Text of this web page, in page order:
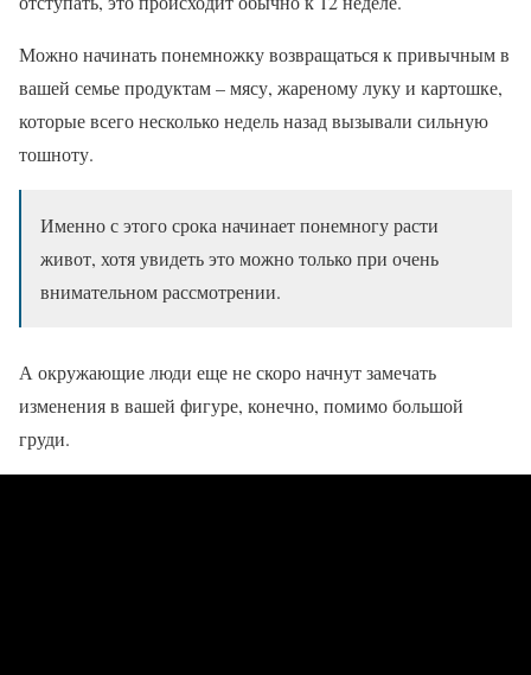
Можно начинать понемножку возвращаться к привычным в
вашей семье продуктам – мясу, жареному луку и картошке,
которые всего несколько недель назад вызывали сильную
тошноту.
Именно с этого срока начинает понемногу расти
живот, хотя увидеть это можно только при очень
внимательном рассмотрении.
А окружающие люди еще не скоро начнут замечать
изменения в вашей фигуре, конечно, помимо большой
груди.